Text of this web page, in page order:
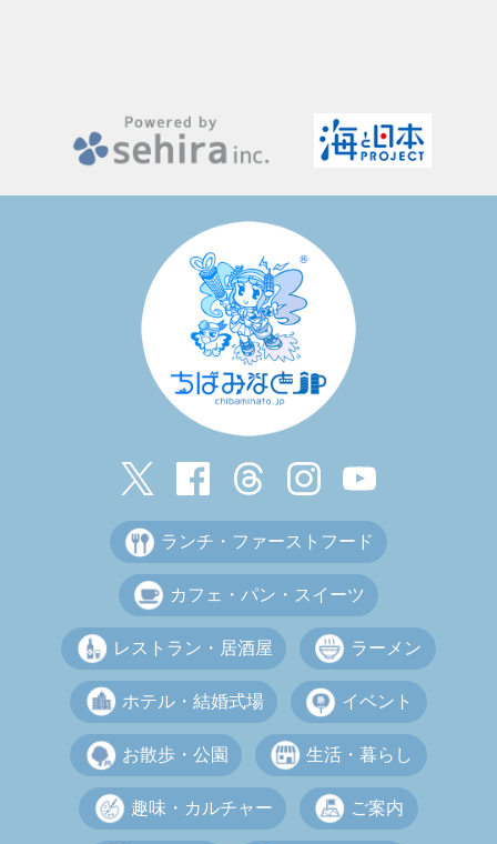
ランチ・ファーストフード
カフェ・パン・スイーツ
レストラン・居酒屋 ラーメン
ホテル・結婚式場 イベント
お散歩・公園 生活・暮らし
趣味・カルチャー ご案内